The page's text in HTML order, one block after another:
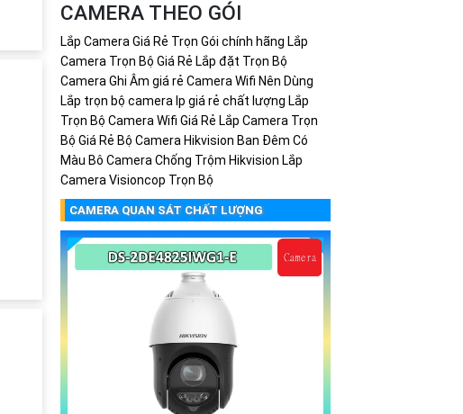
CAMERA THEO GÓI
Lắp Camera Giá Rẻ Trọn Gói chính hãng Lắp
Camera Trọn Bộ Giá Rẻ Lắp đặt Trọn Bộ
Camera Ghi Âm giá rẻ Camera Wifi Nên Dùng
Lắp trọn bộ camera Ip giá rẻ chất lượng Lắp
Trọn Bộ Camera Wifi Giá Rẻ Lắp Camera Trọn
Bộ Giá Rẻ Bộ Camera Hikvision Ban Đêm Có
Màu Bô Camera Chống Trộm Hikvision Lắp
Camera Visioncop Trọn Bộ
CAMERA QUAN SÁT CHẤT LƯỢNG